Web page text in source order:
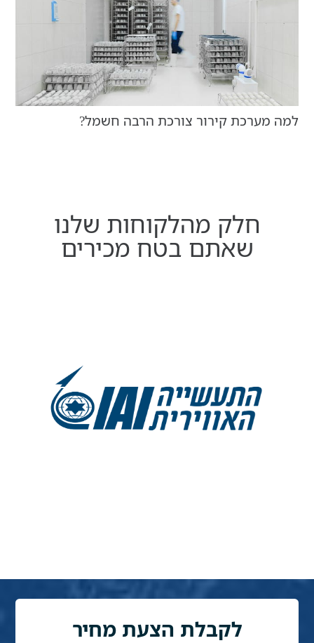
למה מערכת קירור צורכת הרבה חשמל?
חלק מהלקוחות שלנו
שאתם בטח מכירים
לקבלת הצעת מחיר